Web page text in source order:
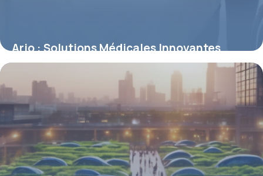
Arjo : Solutions Médicales Innovantes